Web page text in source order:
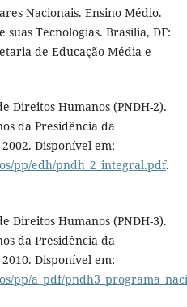
Nacionais. Ensino Médio.
suas Tecnologias. Brasília, DF:
de Educação Média e
Direitos Humanos (PNDH-2).
da Presidência da
Disponível em:
pp/edh/pndh_2_integral.pdf.
Direitos Humanos (PNDH-3).
da Presidência da
Disponível em:
pp/a_pdf/